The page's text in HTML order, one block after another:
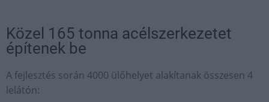
Közel 165 tonna acélszerkezetet
építenek be
A fejlesztés során 4000 ülőhelyet alakítanak összesen 4
lelátón: